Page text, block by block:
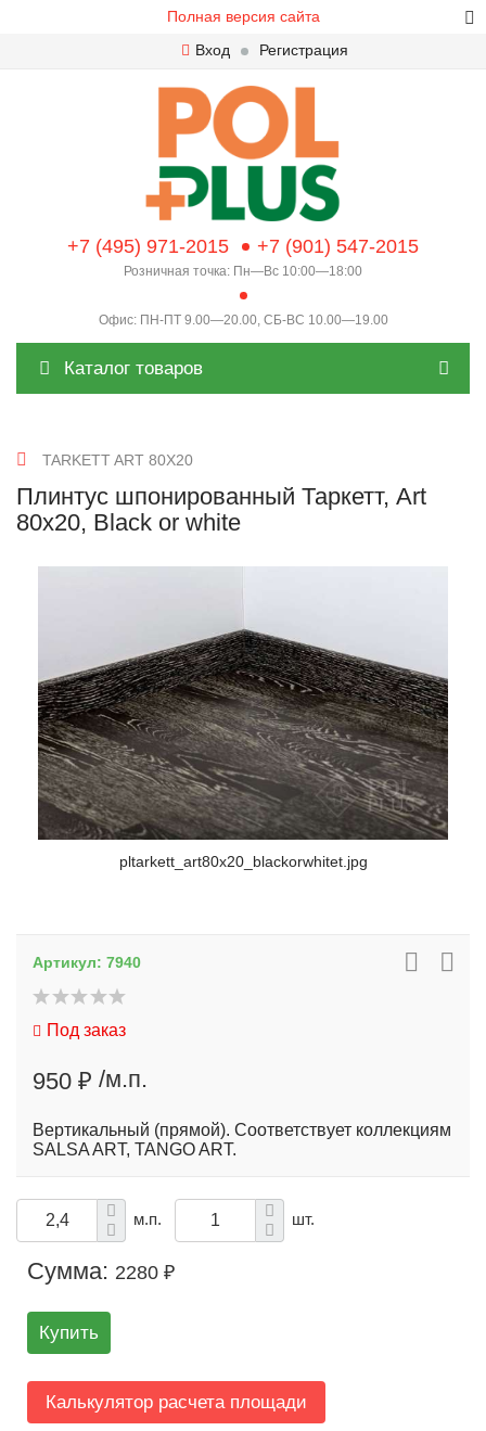
Полная версия сайта
Вход
Регистрация
+7 (495) 971-2015 +7 (901) 547-2015
Розничная точка: Пн—Вс 10:00—18:00
Офис: ПН-ПТ 9.00—20.00, СБ-ВС 10.00—19.00
Каталог товаров
TARKETT ART 80X20
Плинтус шпонированный Таркетт, Art
80x20, Black or white
pltarkett_art80x20_blackorwhitet.jpg
Артикул: 7940
Под заказ
950 ₽ /м.п.
Вертикальный (прямой). Соответствует коллекциям
SALSA ART, TANGO ART.
м.п. шт.
Сумма: 2280 ₽
Купить
Калькулятор расчета площади